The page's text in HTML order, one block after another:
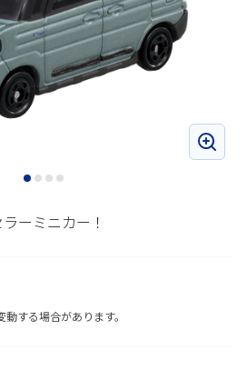
ーミニカー！
する場合があります。